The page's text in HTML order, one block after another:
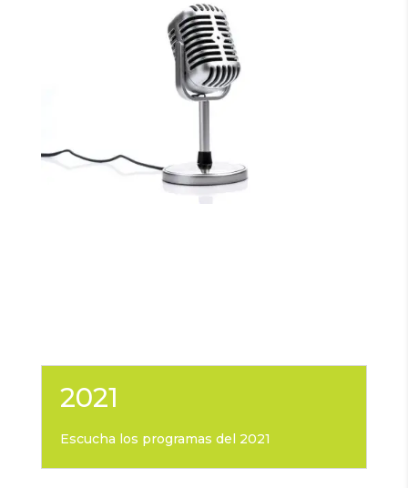
2021
Escucha los programas del 2021